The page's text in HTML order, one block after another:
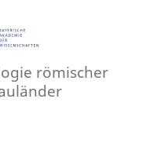
römischer